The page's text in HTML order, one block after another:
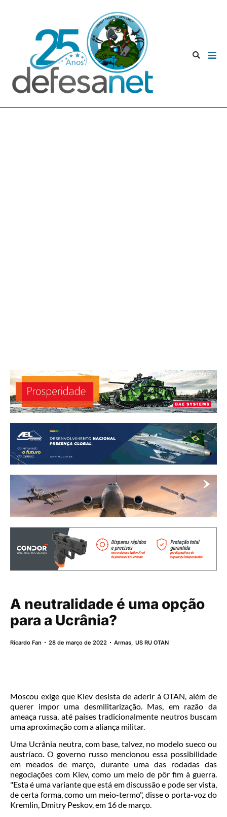
A neutralidade é uma opção
para a Ucrânia?
Ricardo Fan 28 de março de 2022 Armas,US RU OTAN
Moscou exige que Kiev desista de aderir à OTAN, além de
querer impor uma desmilitarização. Mas, em razão da
ameaça russa, até países tradicionalmente neutros buscam
uma aproximação com a aliança militar.
Uma Ucrânia neutra, com base, talvez, no modelo sueco ou
austríaco. O governo russo mencionou essa possibilidade
em meados de março, durante uma das rodadas das
negociações com Kiev, como um meio de pôr fim à guerra.
"Esta é uma variante que está em discussão e pode ser vista,
de certa forma, como um meio-termo", disse o porta-voz do
Kremlin, Dmitry Peskov, em 16 de março.